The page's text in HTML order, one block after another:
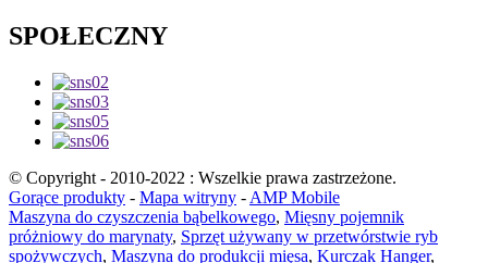
SPOŁECZNY
© Copyright - 2010-2022 : Wszelkie prawa zastrzeżone.
Gorące produkty - Mapa witryny - AMP Mobile
Maszyna do czyszczenia bąbelkowego, Mięsny pojemnik
próżniowy do marynaty, Sprzęt używany w przetwórstwie ryb
spożywczych, Maszyna do produkcji mięsa, Kurczak Hanger,